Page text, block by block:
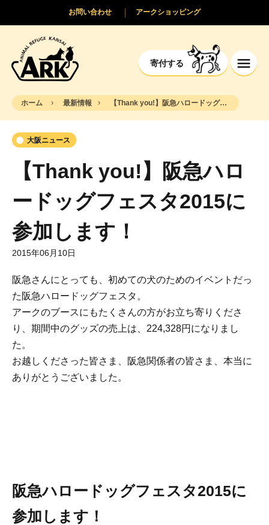
寄付する
アークショッピング
お問い合わせ
ホーム 最新情報 【Thank you!】阪急ハロードッグフェスタ2015に参加します！
大阪ニュース
【Thank you!】阪急ハロ
ードッグフェスタ2015に
参加します！
2015年06月10日
阪急さんにとっても、初めての犬のためのイベントだっ
た阪急ハロードッグフェスタ。
アークのブースにもたくさんの方がお立ち寄りくださ
り、期間中のグッズの売上は、224,328円になりまし
た。
お越しくださった皆さま、阪急関係者の皆さま、本当に
ありがとうございました。
阪急ハロードッグフェスタ2015に
参加します！